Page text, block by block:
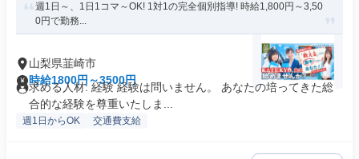
週1日～、1日1コマ～OK! 1対1の完全個別指導! 時給1,800円～3,50
0円で勤務...
山梨県韮崎市
時給1800円～3500円
求める人材: 経験 経験は問いません。 あなたの培ってきた総
合的な経験を尊重いたしま...
週1日からOK 交通費支給